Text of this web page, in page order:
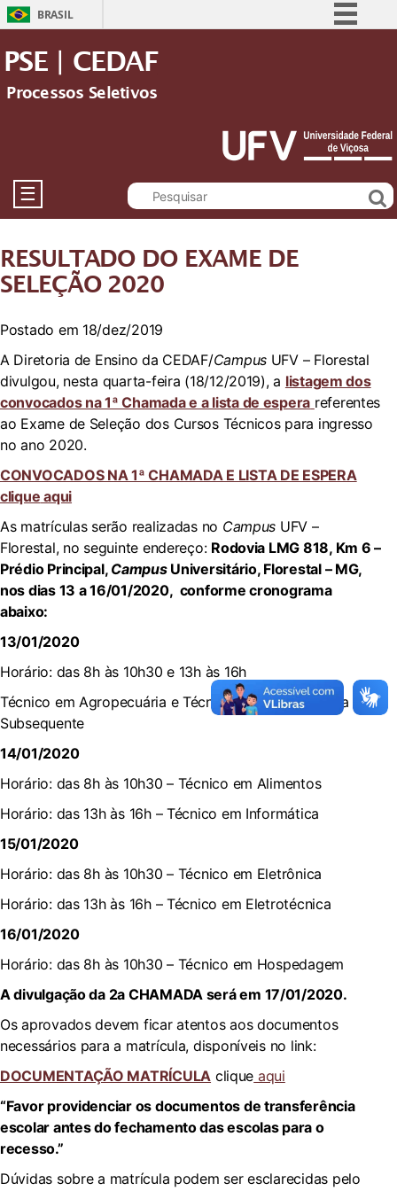
BRASIL
Acesso à informação
Legislação
Canais
PSE | CEDAF
Processos Seletivos
☰
RESULTADO DO EXAME DE
SELEÇÃO 2020
Postado em 18/dez/2019
A Diretoria de Ensino da CEDAF/Campus UFV – Florestal
divulgou, nesta quarta-feira (18/12/2019), a listagem dos
convocados na 1ª Chamada e a lista de espera referentes
ao Exame de Seleção dos Cursos Técnicos para ingresso
no ano 2020.
CONVOCADOS NA 1ª CHAMADA E LISTA DE ESPERA
clique aqui
As matrículas serão realizadas no Campus UFV –
Florestal, no seguinte endereço: Rodovia LMG 818, Km 6 –
Prédio Principal, CampusUniversitário, Florestal – MG,
nos dias 13 a 16/01/2020, conforme cronograma
abaixo:
13/01/2020
Horário: das 8h às 10h30 e 13h às 16h
Técnico em Agropecuária e Técnico em Agropecuária
Subsequente
14/01/2020
Horário: das 8h às 10h30 – Técnico em Alimentos
Horário: das 13h às 16h – Técnico em Informática
15/01/2020
Horário: das 8h às 10h30 – Técnico em Eletrônica
Horário: das 13h às 16h – Técnico em Eletrotécnica
16/01/2020
Horário: das 8h às 10h30 – Técnico em Hospedagem
A divulgação da 2a CHAMADA será em 17/01/2020.
Os aprovados devem ficar atentos aos documentos
necessários para a matrícula, disponíveis no link:
DOCUMENTAÇÃO MATRÍCULA clique aqui
“Favor providenciar os documentos de transferência
escolar antes do fechamento das escolas para o
recesso.”
Dúvidas sobre a matrícula podem ser esclarecidas pelo